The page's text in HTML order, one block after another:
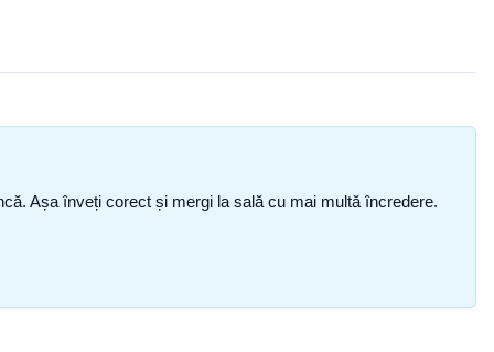
Așa înveți corect și mergi la sală cu mai multă încredere.